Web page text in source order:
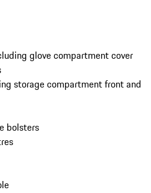
glove compartment cover
storage compartment front and
bolsters